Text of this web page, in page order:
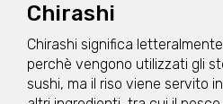
Chirashi
Chirashi significa
perchè vengono utilizzati gli
sushi, ma il riso viene servito